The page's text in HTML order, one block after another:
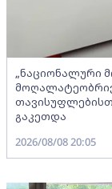
„ნაციონალური
გაკეთდა
2026/08/08 20:05